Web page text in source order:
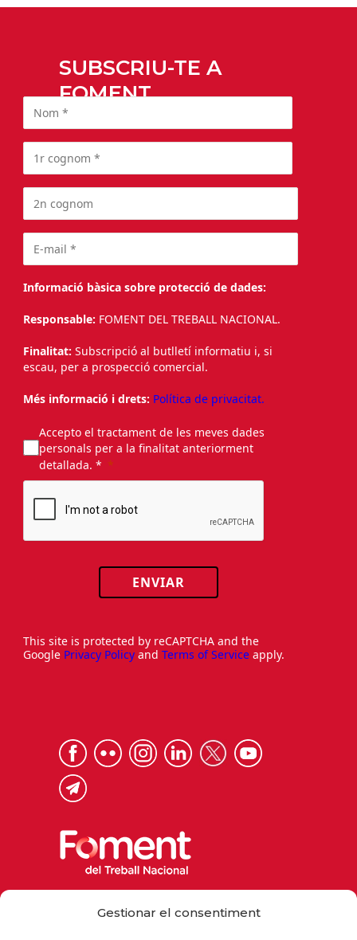
Gestionar el consentiment
SUBSCRIU-TE A
FOMENT
Informació bàsica sobre protecció de dades:
Responsable: FOMENT DEL TREBALL NACIONAL.
Finalitat: Subscripció al butlletí informatiu i, si
escau, per a prospecció comercial.
Més informació i drets: Política de privacitat.
Accepto el tractament de les meves dades
personals per a la finalitat anteriorment
detallada. *
ENVIAR
This site is protected by reCAPTCHA and the
Google Privacy Policy and Terms of Service apply.